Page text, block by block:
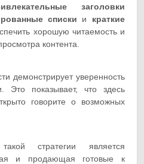
заголовки
списки и краткие
хорошую читаемость и
контента.
демонстрирует уверенность
Это показывает, что здесь
говорите о возможных
стратегии является
и продающая готовые к